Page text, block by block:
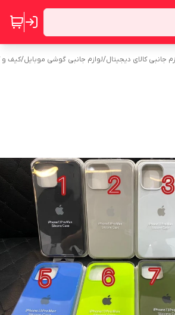
جانبی کالای دیجیتال/لوازم جانبی گوشی موبایل/کیف و